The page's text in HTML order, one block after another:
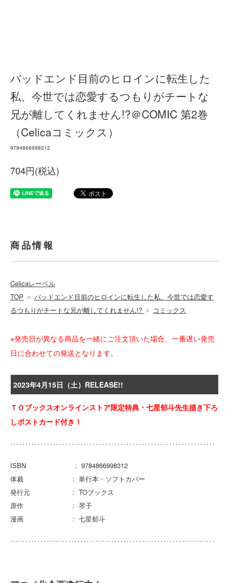
バッドエンド目前のヒロインに転生した
私、今世では恋愛するつもりがチートな
兄が離してくれません!?＠COMIC 第2巻
（Celicaコミックス）
9784866998312
704円(税込)
商品情報
Celicaレーベル
TOP ＞ バッドエンド目前のヒロインに転生した私、今世では恋愛す
るつもりがチートな兄が離してくれません!? ＞ コミックス
※発売日が異なる商品を一緒にご注文頂いた場合、一番遅い発売
日に合わせての発送となります。
2023年4月15日（土）RELEASE!!
ＴＯブックスオンラインストア限定特典・七星郁斗先生描き下ろ
しポストカード付き！
ISBN ： 9784866998312
体裁 ： 単行本・ソフトカバー
発行元 ： TOブックス
原作 ： 琴子
漫画 ： 七星郁斗